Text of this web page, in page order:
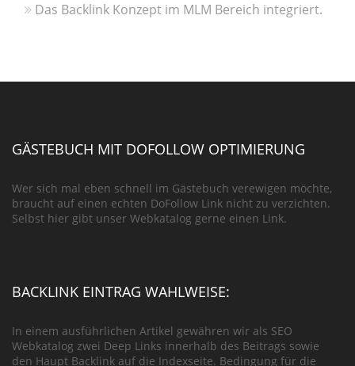
Das Backlink Konzept im MLM Bereich integriert.
GÄSTEBUCH MIT DOFOLLOW OPTIMIERUNG
Wer sich mal eben schnell im Gästebuch verewigen möchte,
braucht auf einen echten DoFollow Link nicht zu verzichten.
Selbst hier gibt unser Webkatalog gerne einen Link.
BACKLINK EINTRAG WAHLWEISE:
In einem ausführlichen Artikel gewähren wir als SEO
Webkatalog zwei Deep Links innerhalb des Beitrags sowie
den Haupt Backlink auf die Indexseite. Bedingung für die